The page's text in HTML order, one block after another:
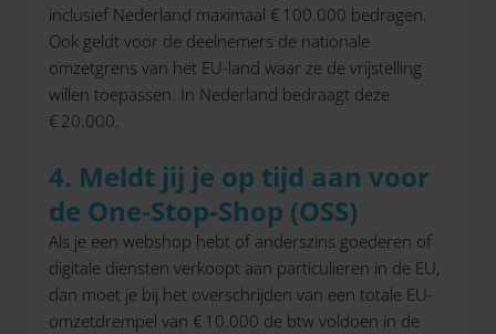
inclusief Nederland maximaal € 100.000 bedragen.
Ook geldt voor de deelnemers de nationale
omzetgrens van het EU-land waar ze de vrijstelling
willen toepassen. In Nederland bedraagt deze
€ 20.000.
4. Meldt jij je op tijd aan voor
de One-Stop-Shop (OSS)
Als je een webshop hebt of anderszins goederen of
digitale diensten verkoopt aan particulieren in de EU,
dan moet je bij het overschrijden van een totale EU-
omzetdrempel van € 10.000 de btw voldoen in de